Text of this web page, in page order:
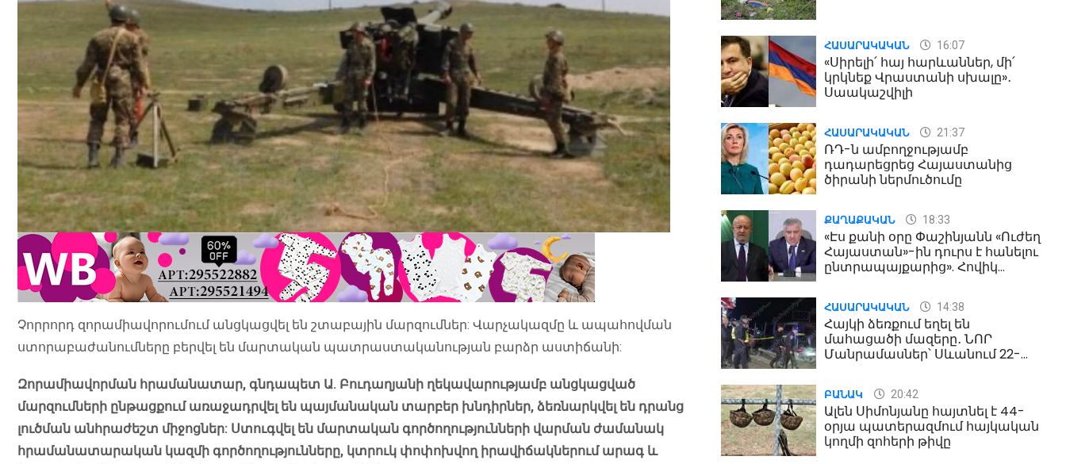
Չորրորդ զորամիավորումում անցկացվել են շտաբային մարզումներ: Վարչակազմը և ապահովման
ստորաբաժա­նումները բերվել են մարտական պատրաստականության բարձր աստիճանի:
Զորամիավորման հրամանատար, գնդապետ Ա. Բուդաղյանի ղեկավարությամբ անցկացված
մարզումների ընթացքում առաջադրվել են պայմանական տարբեր խնդիրներ, ձեռնարկվել են դրանց
լուծման անհրաժեշտ միջոցներ: Ստուգվել են մարտական գործողությունների վարման ժամանակ
հրամանատարական կազմի գործողությունները, կտրուկ փոփոխվող իրավիճակներում արագ և
ՀԱՍԱՐԱԿԱԿԱՆ 16:07
«Սիրելի՛ հայ հարևաններ, մի՛
կրկնեք Վրաստանի սխալը»․
Սաակաշվիլի
ՀԱՍԱՐԱԿԱԿԱՆ 21:37
ՌԴ-ն ամբողջությամբ
դադարեցրեց Հայաստանից
ծիրանի ներմուծումը
ՔԱՂԱՔԱԿԱՆ 18:33
«Էս քանի օրը Փաշինյանն «Ուժեղ
Հայաստան»-ին դուրս է հանելու
ընտրապայքարից». Հովիկ
ՀԱՍԱՐԱԿԱԿԱՆ 14:38
Հայկի ձեռքում եղել են
մահացածի մազերը․ ՆՈՐ
Մանրամասներ՝ Սևանում 22-
ԲԱՆԱԿ 20:42
Ալեն Սիմոնյանը հայտնել է 44-
օրյա պատերազմում հայկական
կողմի զոհերի թիվը